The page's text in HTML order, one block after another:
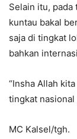
Selain itu, pada
kuntau bakal
saja di tingkat
bahkan
“Insha Allah
tingkat nasional
MC Kalsel/tgh.